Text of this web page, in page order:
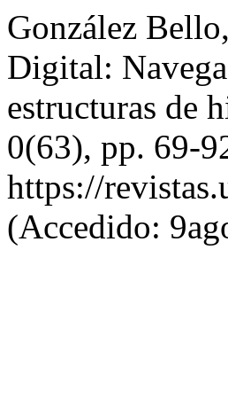
González
Digital:
estructuras de
0(63), pp. 69-
https://
(Accedido: